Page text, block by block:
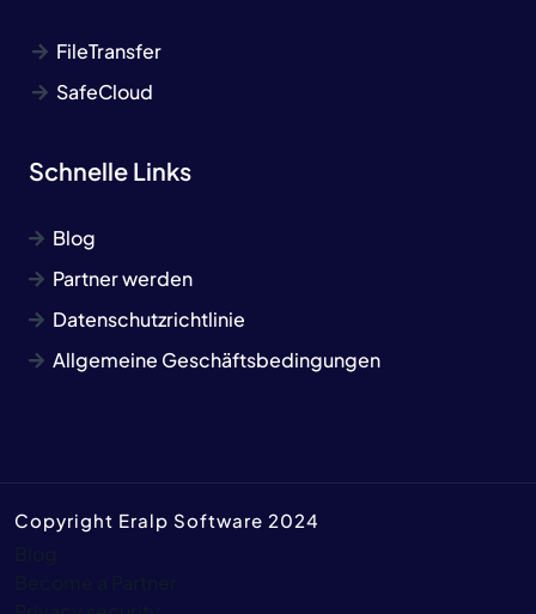
FileTransfer
SafeCloud
Schnelle Links
Blog
Partner werden
Datenschutzrichtlinie
Allgemeine Geschäftsbedingungen
Copyright Eralp Software 2024